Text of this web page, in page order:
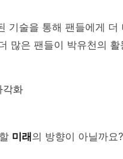
기술을 통해 팬들에게 더
많은 팬들이 박유천의
각화
미래 의 방향이 아닐까요?